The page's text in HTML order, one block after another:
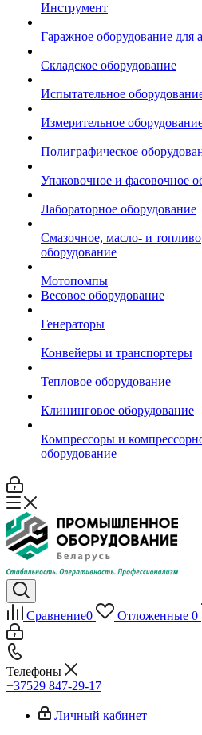
Инструмент
Гаражное оборудование для
Складское оборудование
Испытательное
Измерительное
Полиграфическое
Упаковочное и фасовочное
Лабораторное оборудование
Смазочное, масло- и
оборудование
Мотопомпы
Весовое оборудование
Генераторы
Конвейеры и транспортеры
Тепловое оборудование
Клининговое оборудование
Компрессоры и
оборудование
Сравнение0 Отложенные 0
Телефоны
+37529 847-29-17‬
Личный кабинет